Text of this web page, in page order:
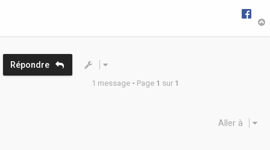
Répondre
1 message • Page 1 sur 1
Aller à